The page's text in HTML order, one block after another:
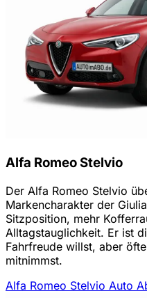
Alfa Romeo Stelvio
Der Alfa Romeo Stelvio
Markencharakter der
Sitzposition, mehr
Alltagstauglichkeit. Er ist
Fahrfreude willst, aber
mitnimmst.
Alfa Romeo Stelvio Auto